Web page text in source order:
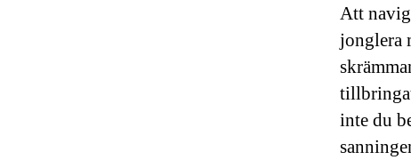
Att
jonglera
inte du